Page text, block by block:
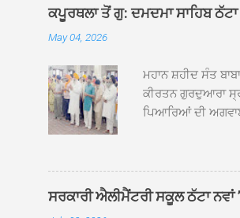
ਕਪੂਰਥਲਾ ਤੋਂ ਗੁ: ਦਮਦਮਾ ਸਾਹਿਬ
May 04, 2026
ਮਹਾਨ ਸ਼ਹੀਦ ਸੰਤ
ਕੀਰਤਨ ਗੁਰਦੁਆਰਾ
ਪਿਆਰਿਆਂ ਦੀ
ਦਮਦਮਾ ਸਾਹਿਬ
ਸੰਤ ਬਾਬਾ ਹਰਜੀਤ
ਦਮਦਮਾ ਸਾਹਿਬ
ਪ੍ਰਬੰਧਕਾਂ ਦਾ
ਸਰਕਾਰੀ ਐਲੀਮੈਂਟਰੀ ਸਕੂਲ ਠੱਟਾ ਨਵਾਂ